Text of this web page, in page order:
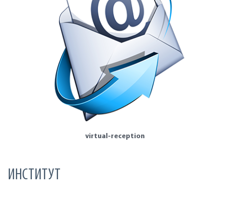
virtual-reception
ИНСТИТУТ